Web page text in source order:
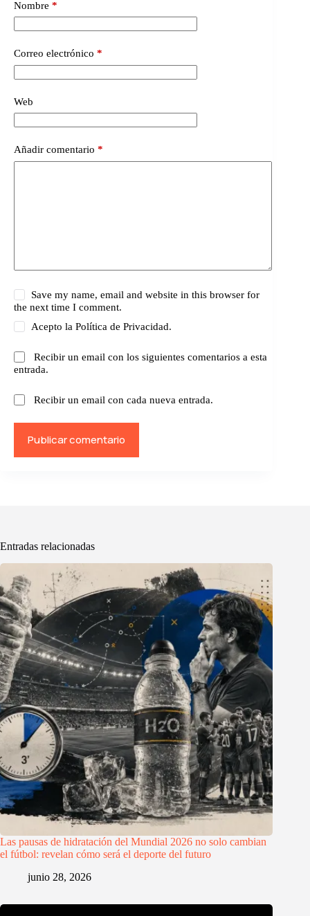
Nombre *
Correo electrónico *
Web
Añadir comentario *
Save my name, email and website in this browser for
the next time I comment.
Acepto laPolítica de Privacidad.
Recibir un email con los siguientes comentarios a esta
entrada.
Recibir un email con cada nueva entrada.
Publicar comentario
Entradas relacionadas
Las pausas de hidratación del Mundial 2026 no solo cambian
el fútbol: revelan cómo será el deporte del futuro
junio 28, 2026